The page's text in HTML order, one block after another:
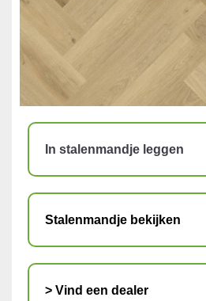
In stalenmandje leggen
Stalenmandje bekijken
> Vind een dealer